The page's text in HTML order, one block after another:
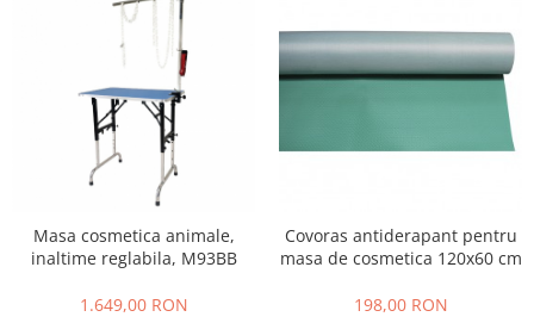
Masa cosmetica animale,
inaltime reglabila, M93BB
1.649,00 RON
Covoras antiderapant pentru
masa de cosmetica 120x60 cm
198,00 RON